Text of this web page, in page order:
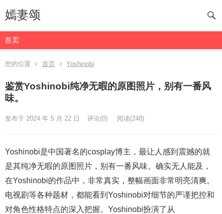
嫣妻颂
首页
您的位置 首页 Yoshinobi
鉴赏Yoshinobi纯净无暇的原图照片，别有一番风
味。
发布于 2024 年 5 月 22 日 评论(0) 阅读(248)
Yoshinobi是中国著名的cosplay博主，最让人感到震撼的就
是其纯净无暇的原图照片，别有一番风味。确实无人能及，
在Yoshinobi的作品中，非常真实，整幅画面非常明亮清爽。
电视剧等各种题材，都能看到Yoshinobi对细节的严谨把控和
对角色性格特点的深入把握。Yoshinobi扮演了从